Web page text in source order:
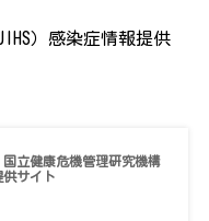
）感染症情報提供
国立健康危機管理研究機構
サイト